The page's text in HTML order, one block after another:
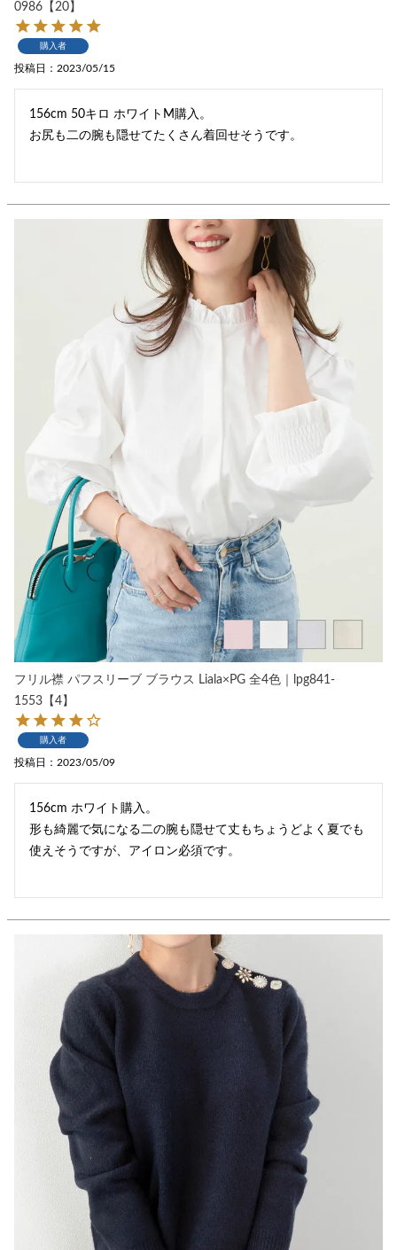
0986【20】
購入者
投稿日 2023/05/15
156cm 50キロ ホワイトM購入。
お尻も二の腕も隠せてたくさん着回せそうです。
フリル襟 パフスリーブ ブラウス Liala×PG 全4色｜lpg841-
1553【4】
購入者
投稿日 2023/05/09
156cm ホワイト購入。
形も綺麗で気になる二の腕も隠せて丈もちょうどよく夏でも
使えそうですが、アイロン必須です。